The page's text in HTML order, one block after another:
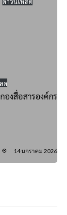
ด
กองสื่อสารองค์กร
14 มกราคม 2026